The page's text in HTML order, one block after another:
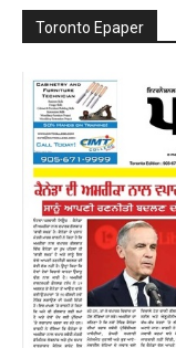
Toronto Epaper